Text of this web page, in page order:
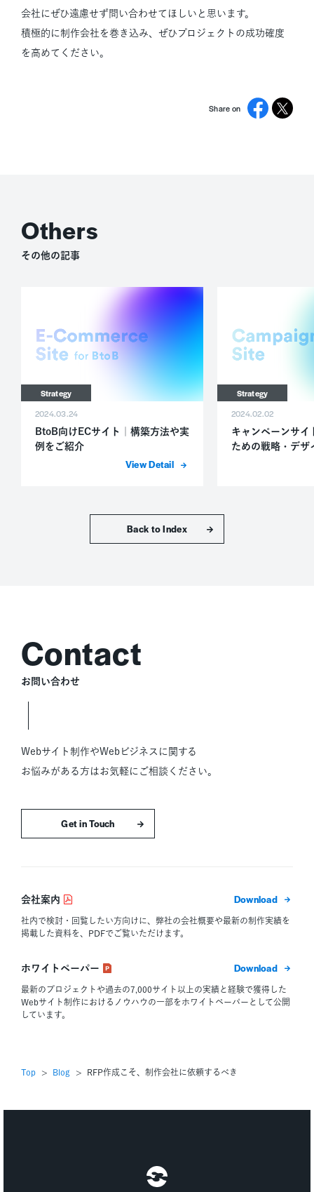
Top Blog RFP作成こそ、制作会社に依頼するべき
会社にぜひ遠慮せず問い合わせてほしいと思います。
積極的に制作会社を巻き込み、ぜひプロジェクトの成功確度
を高めてください。
Share on
その他の記事
Strategy
2024.03.24
BtoB向けECサイト｜構築方法や実
例をご紹介
詳細を表示
Strategy
2024.02.02
キャンペーンサイ
ための戦略・デザ
トップへ戻る
お問い合わせ
Webサイト制作やWebビジネスに関する
お悩みがある方はお気軽にご相談ください。
お問い合わせはこちら
会社案内
社内で検討・回覧したい方向けに、弊社の会社概要や最新の制作実績を
掲載した資料を、PDFでご覧いただけます。
ダウン
ホワイトペーパー
最新のプロジェクトや過去の7,000サイト以上の実績と経験で獲得した
Webサイト制作におけるノウハウの一部をホワイトペーパーとして公開
しています。
ダウン
株式会社メタフェイズ